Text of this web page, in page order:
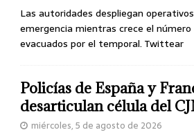
Las autoridades despliegan
emergencia mientras crece el número
evacuados por el temporal. Twittear
Policías de España y
desarticulan célula del
miércoles, 5 de agosto de 2026